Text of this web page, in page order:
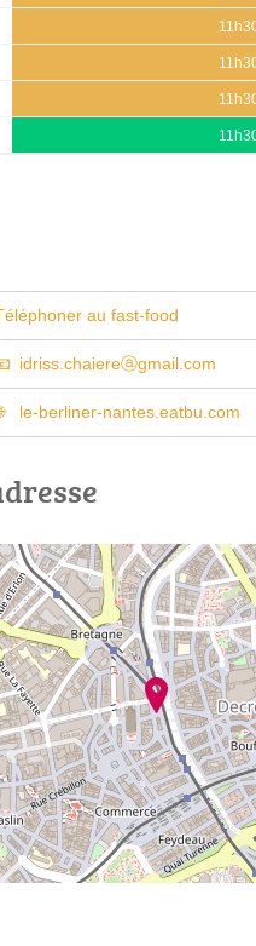
au fast-food
idriss.chaiereⓐgmail.com
le-berliner-nantes.eatbu.com